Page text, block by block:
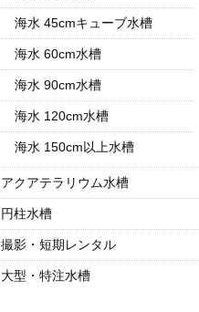
海水 45cmキューブ水槽
海水 60cm水槽
海水 90cm水槽
海水 120cm水槽
海水 150cm以上水槽
アクアテラリウム水槽
円柱水槽
撮影・短期レンタル
大型・特注水槽